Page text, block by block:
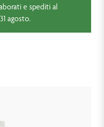
e spediti al
agosto.